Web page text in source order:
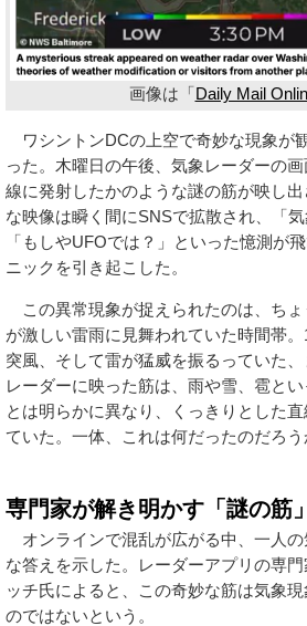
画像は「Daily Mail
ワシントンDCの上空で奇妙な現象が
った。木曜日の午後、気象レーダーの
線に発射したかのような謎の筋が映し
な映像は瞬く間にSNSで拡散され、「気
「もしやUFOでは？」といった憶測が
ニックを引き起こした。
この異常現象が捉えられたのは、ち
が激しい雷雨に見舞われていた時間帯
突風、そして雷が猛威を振るっていた、
レーダーに映った筋は、雨や雪、雹と
とは明らかに異なり、くっきりとした
ていた。一体、これは何だったのだろう
専門家が解き明かす「謎の筋
オンラインで混乱が広がる中、一人
な答えを示した。レーダーアプリの専
ッチ氏によると、この奇妙な筋は気象
のではないという。